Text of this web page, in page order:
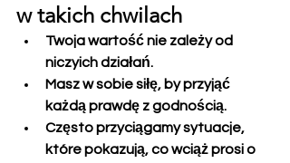
w takich chwilach
Twoja wartość nie zależy od
niczyich działań.
Masz w sobie siłę, by przyjąć
każdą prawdę z godnością.
Często przyciągamy sytuacje,
które pokazują, co wciąż prosi o